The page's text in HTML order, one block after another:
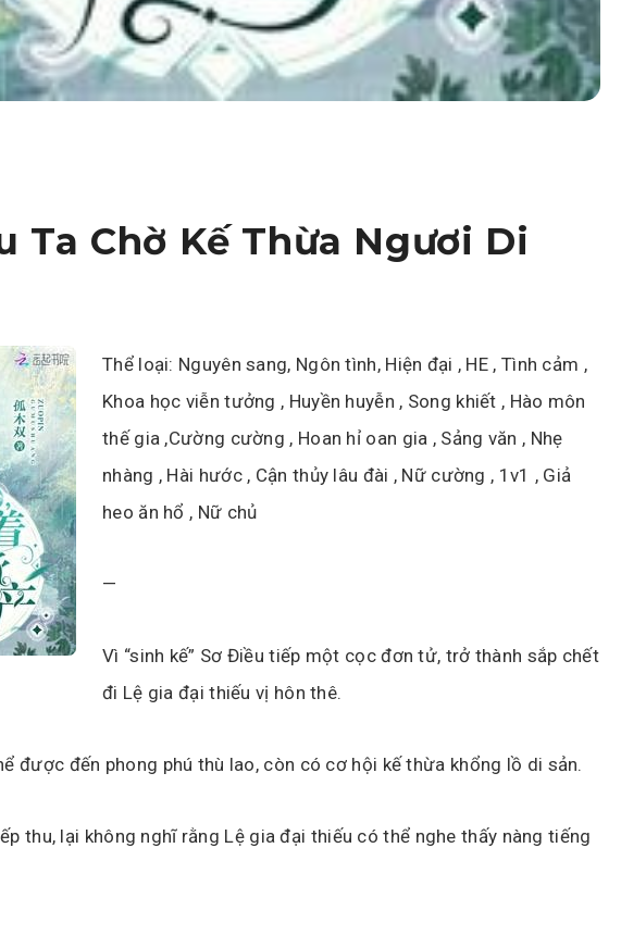
Ta Chờ Kế Thừa Ngươi Di
Thể loại: Nguyên sang, Ngôn tình, Hiện đại , HE , Tình cảm ,
Khoa học viễn tưởng , Huyền huyễn , Song khiết , Hào môn
thế gia ,Cường cường , Hoan hỉ oan gia , Sảng văn , Nhẹ
nhàng , Hài hước , Cận thủy lâu đài , Nữ cường , 1v1 , Giả
heo ăn hổ , Nữ chủ
—
Vì “sinh kế” Sơ Điều tiếp một cọc đơn tử, trở thành sắp chết
đi Lệ gia đại thiếu vị hôn thê.
được đến phong phú thù lao, còn có cơ hội kế thừa khổng lồ di sản.
thu, lại không nghĩ rằng Lệ gia đại thiếu có thể nghe thấy nàng tiếng